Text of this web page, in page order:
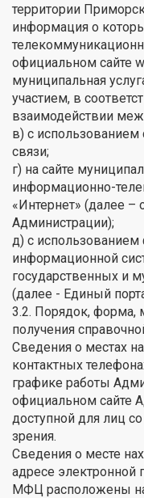
территории
информация о
официальном сайте
муниципальная
участием, в
взаимодействии
в) с использованием
связи;
г) на сайте
информационно-
«Интернет» (далее –
Администрации);
д) с использованием
информационной
государственных и
(далее - Единый
3.2. Порядок, форма,
получения
Сведения о местах
контактных
графике работы
официальном сайте
доступной для лиц
зрения.
Сведения о месте
адресе электронной
МФЦ расположены на